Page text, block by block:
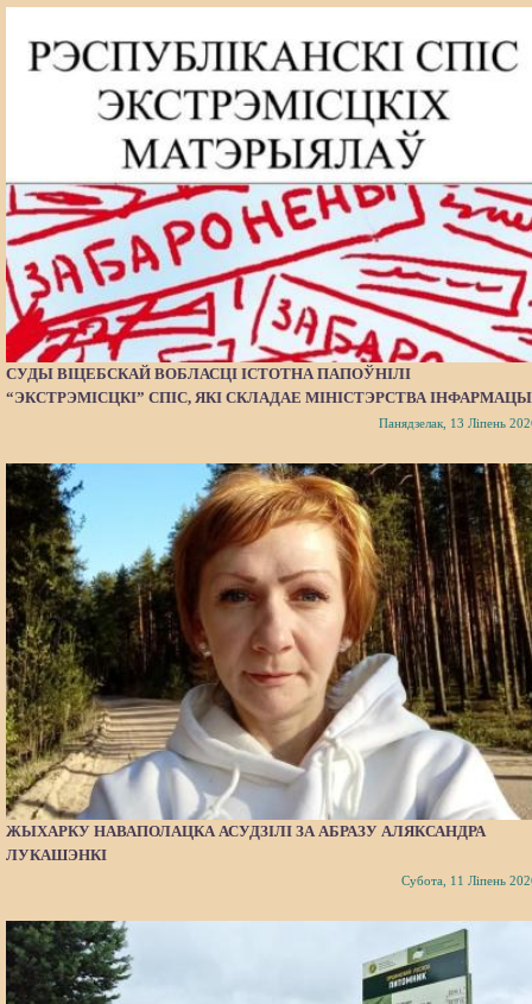
СУДЫ ВІЦЕБСКАЙ ВОБЛАСЦІ ІСТОТНА ПАПОЎНІЛІ
“ЭКСТРЭМІСЦКІ” СПІС, ЯКІ СКЛАДАЕ МІНІСТЭРСТВА
Панядзелак, 13 Ліпень
ЖЫХАРКУ НАВАПОЛАЦКА АСУДЗІЛІ ЗА АБРАЗУ АЛЯКСАНДРА
ЛУКАШЭНКІ
Субота, 11 Ліпень